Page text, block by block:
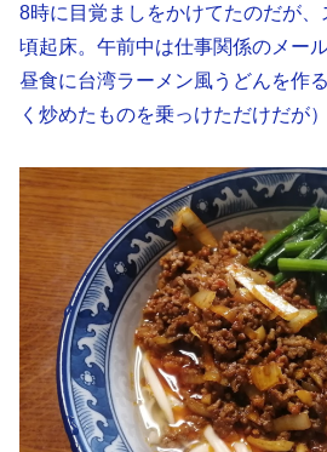
8時に目覚ましをかけてたのだが
頃起床。午前中は仕事関係のメール
昼食に台湾ラーメン風うどんを作
く炒めたものを乗っけただけだが）